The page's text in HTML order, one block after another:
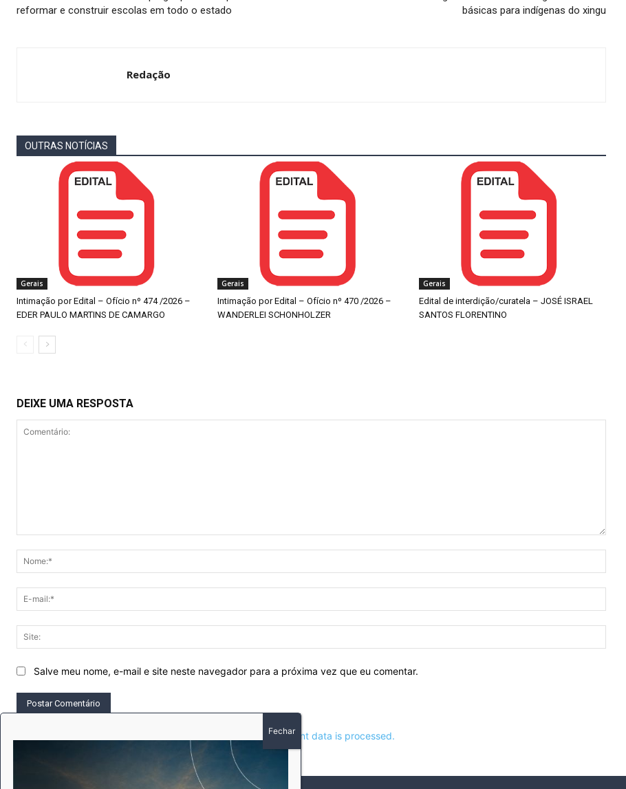
reformar e construir escolas em todo o estado
básicas para indígenas do xingu
Redação
OUTRAS NOTÍCIAS
Gerais
Intimação por Edital – Ofício nº 474 /2026 –
EDER PAULO MARTINS DE CAMARGO
Gerais
Intimação por Edital – Ofício nº 470 /2026 –
WANDERLEI SCHONHOLZER
Gerais
Edital de interdição/curatela – JOSÉ ISRAEL
SANTOS FLORENTINO
DEIXE UMA RESPOSTA
mail:*
Salve meu nome, e-mail e site neste navegador para a próxima vez que eu comentar.
Learn how your comment data is processed.